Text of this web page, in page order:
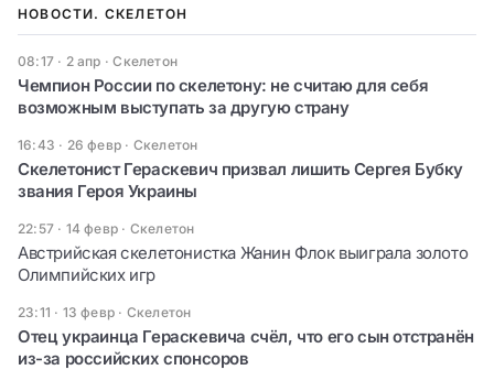
НОВОСТИ. СКЕЛЕТОН
08:17 · 2 апр ·Скелетон
Чемпион России по скелетону: не считаю для себя
возможным выступать за другую страну
16:43 · 26 февр · Скелетон
Скелетонист Гераскевич призвал лишить Сергея Бубку
звания Героя Украины
22:57 · 14 февр · Скелетон
Австрийская скелетонистка Жанин Флок выиграла золото
Олимпийских игр
23:11 · 13 февр · Скелетон
Отец украинца Гераскевича счёл, что его сын отстранён
из-за российских спонсоров